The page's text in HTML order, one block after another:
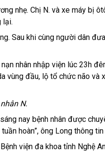
nhẹ. Chị N. và xe máy bị
lại.
Sau khi cùng người dân
nhân nhập viện lúc 23h
vùng đầu, lộ tổ chức não và
N.
nay bệnh nhân được
hoàn”, ông Long thông tin
viện đa khoa tỉnh Nghệ